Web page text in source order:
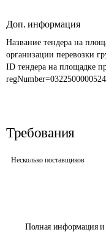
Полная информация и
Доп. информация
Название тендера на
организации перевозки
ID тендера на площадке
Требования
Несколько поставщиков